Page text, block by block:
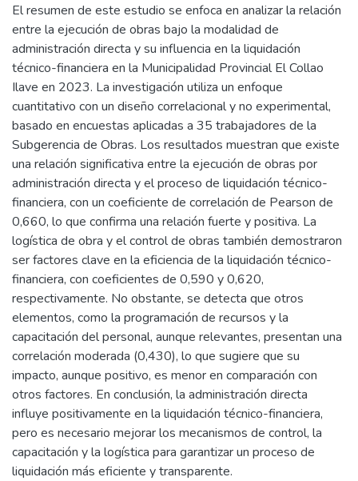
El resumen de este estudio se enfoca en analizar la relación
entre la ejecución de obras bajo la modalidad de
administración directa y su influencia en la liquidación
técnico-financiera en la Municipalidad Provincial El Collao
Ilave en 2023. La investigación utiliza un enfoque
cuantitativo con un diseño correlacional y no experimental,
basado en encuestas aplicadas a 35 trabajadores de la
Subgerencia de Obras. Los resultados muestran que existe
una relación significativa entre la ejecución de obras por
administración directa y el proceso de liquidación técnico-
financiera, con un coeficiente de correlación de Pearson de
0,660, lo que confirma una relación fuerte y positiva. La
logística de obra y el control de obras también demostraron
ser factores clave en la eficiencia de la liquidación técnico-
financiera, con coeficientes de 0,590 y 0,620,
respectivamente. No obstante, se detecta que otros
elementos, como la programación de recursos y la
capacitación del personal, aunque relevantes, presentan una
correlación moderada (0,430), lo que sugiere que su
impacto, aunque positivo, es menor en comparación con
otros factores. En conclusión, la administración directa
influye positivamente en la liquidación técnico-financiera,
pero es necesario mejorar los mecanismos de control, la
capacitación y la logística para garantizar un proceso de
liquidación más eficiente y transparente.